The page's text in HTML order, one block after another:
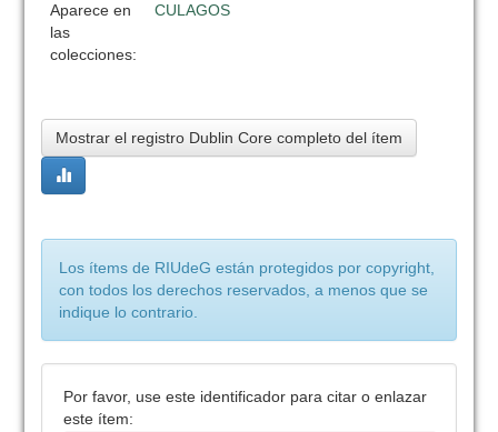
Aparece en
las
colecciones:
CULAGOS
Mostrar el registro Dublin Core completo del ítem
Los ítems de RIUdeG están protegidos por copyright,
con todos los derechos reservados, a menos que se
indique lo contrario.
Por favor, use este identificador para citar o enlazar
este ítem: